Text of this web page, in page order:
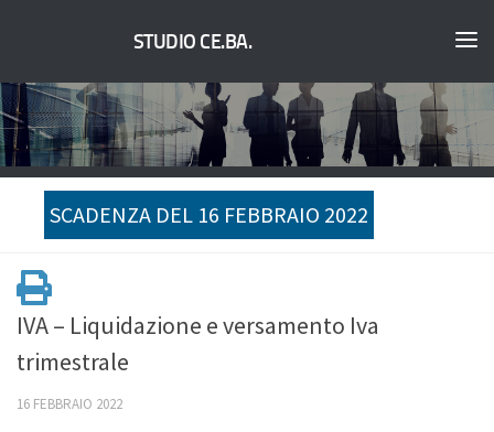
STUDIO CE.BA.
SCADENZA DEL 16 FEBBRAIO 2022
IVA – Liquidazione e versamento Iva
trimestrale
16 FEBBRAIO 2022